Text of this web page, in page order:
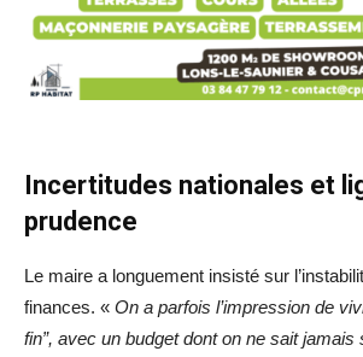
Incertitudes nationales et
prudence
Le maire a longuement insisté sur
finances. « On a parfois l’impression de
fin”, avec un budget dont on ne sait jamais